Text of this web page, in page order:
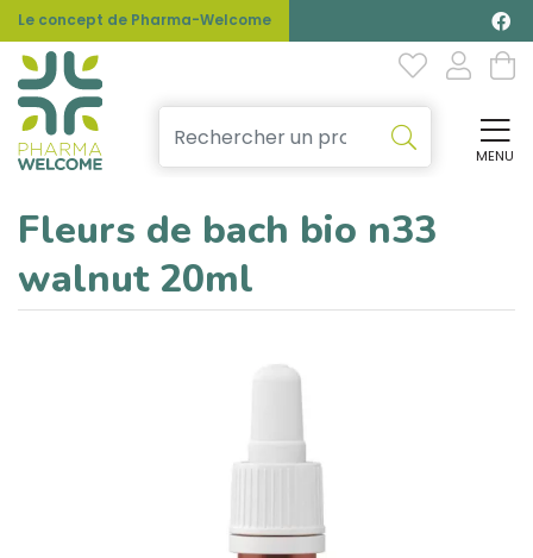
Le concept de Pharma-Welcome
MENU
Fleurs de bach bio n33
walnut 20ml